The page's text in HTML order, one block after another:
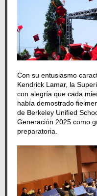
Con su entusiasmo
Kendrick Lamar, la
con alegría que cada
había demostrado
de Berkeley Unified
Generación 2025 como
preparatoria.